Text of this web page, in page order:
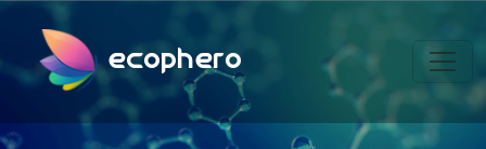
ecophero